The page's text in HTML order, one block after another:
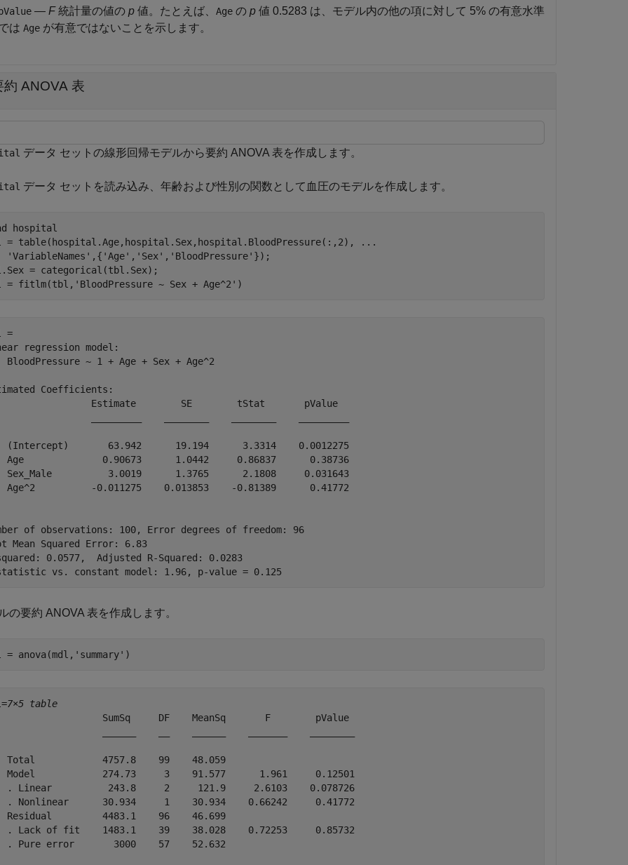
— F統計量の値の p 値。たとえば、 Age の p 値 0.5283 は、モデル内の他の項に対して 5% の有意水準
は Age が有意ではないことを示します。
約 ANOVA 表
データ セットの線形回帰モデルから要約 ANOVA 表を作成します。
データ セットを読み込み、年齢および性別の関数として血圧のモデルを作成します。
hospital
= table(hospital.Age,hospital.Sex,hospital.BloodPressure(:,2),
...
'VariableNames' ,{ 'Age' , 'Sex' , 'BloodPressure' });
= categorical(tbl.Sex);
= fitlm(tbl, 'BloodPressure ~ Sex + Age^2' )
=
regression model:
BloodPressure ~ 1 + Age + Sex + Age^2
Coefficients:
Estimate        SE        tStat       pValue
(Intercept)       63.942      19.194      3.3314    0.0012275
Age              0.90673      1.0442     0.86837      0.38736
Sex_Male          3.0019      1.3765      2.1808     0.031643
Age^2          -0.011275    0.013853    -0.81389      0.41772
of observations: 100, Error degrees of freedom: 96
Mean Squared Error: 6.83
0.0577,  Adjusted R-Squared: 0.0283
の要約 ANOVA 表を作成します。
anova(mdl, 'summary' )
7×5 table
SumSq     DF    MeanSq       F        pValue
Total            4757.8    99    48.059
Model            274.73     3    91.577      1.961     0.12501
. Linear          243.8     2     121.9     2.6103    0.078726
. Nonlinear      30.934     1    30.934    0.66242     0.41772
Residual         4483.1    96    46.699
. Lack of fit    1483.1    39    38.028    0.72253     0.85732
. Pure error       3000    57    52.632